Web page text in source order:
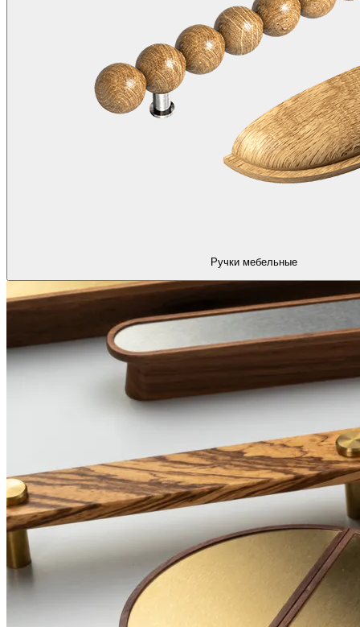
Ручки мебельные